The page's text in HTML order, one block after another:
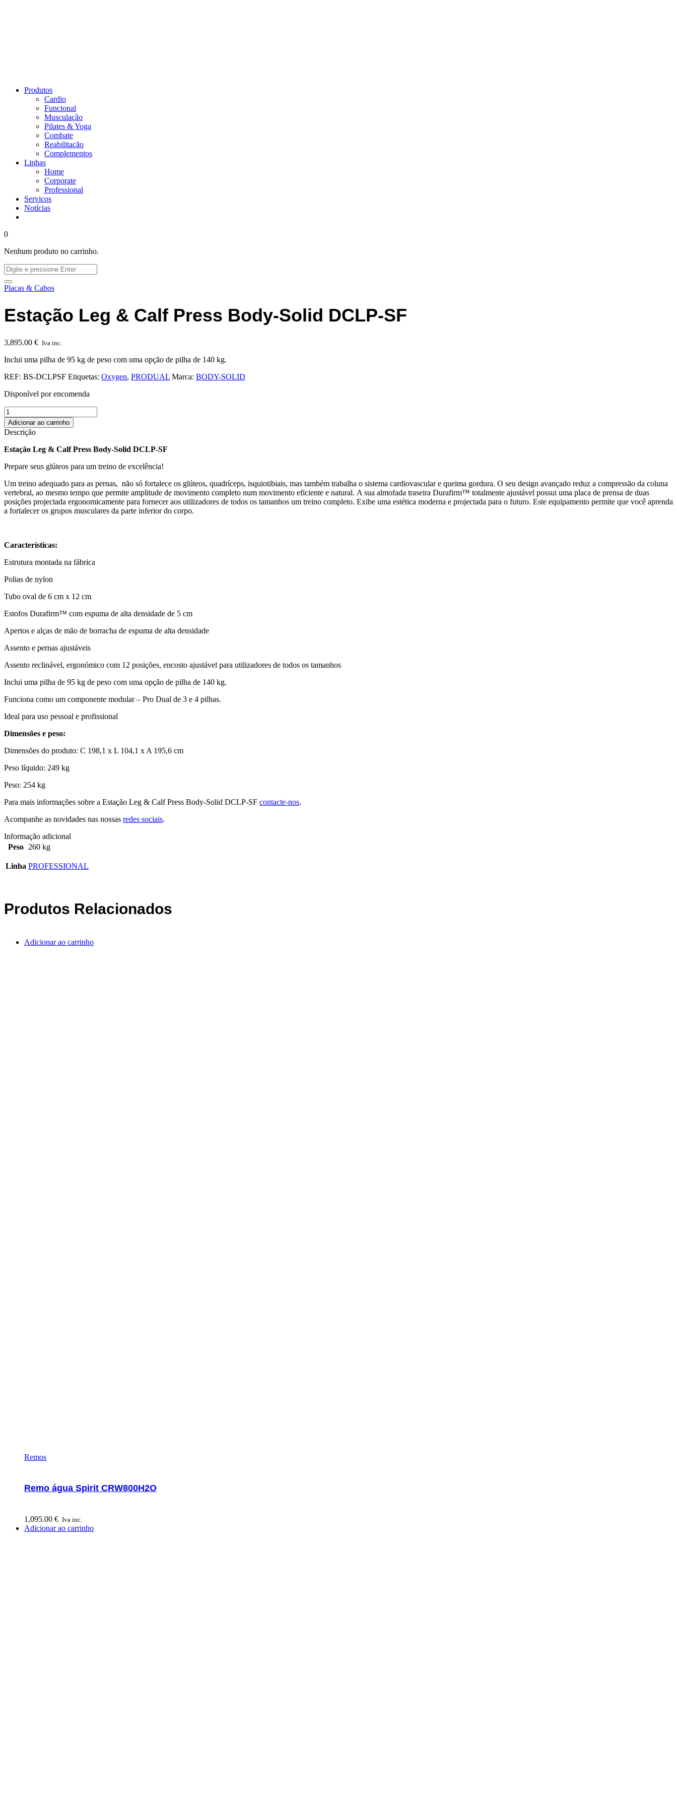
Produtos
Cardio
Funcional
Musculação
Pilates & Yoga
Combate
Reabilitação
Complementos
Linhas
Home
Corporate
Professional
Serviços
Notícias
0
Nenhum produto no carrinho.
Placas & Cabos
Estação Leg & Calf Press Body-Solid DCLP-SF
3,895.00 € Iva inc.
Inclui uma pilha de 95 kg de peso com uma opção de pilha de 140 kg.
REF: BS-DCLPSF Etiquetas: Oxygen, PRODUAL Marca: BODY-SOLID
Disponível por encomenda
Adicionar ao carrinho
Descrição
Estação Leg & Calf Press Body-Solid DCLP-SF
Prepare seus glúteos para um treino de excelência!
Um treino adequado para as pernas, não só fortalece os glúteos, quadríceps, isquiotibiais, mas também trabalha o sistema cardiovascular e queima gordura. O seu design avançado reduz a compressão da coluna
vertebral, ao mesmo tempo que permite amplitude de movimento completo num movimento eficiente e natural. A sua almofada traseira Durafirm™ totalmente ajustável possui uma placa de prensa de duas
posições projectada ergonomicamente para fornecer aos utilizadores de todos os tamanhos um treino completo. Exibe uma estética moderna e projectada para o futuro. Este equipamento permite que você aprenda
a fortalecer os grupos musculares da parte inferior do corpo.
Características:
Estrutura montada na fábrica
Polias de nylon
Tubo oval de 6 cm x 12 cm
Estofos Durafirm™ com espuma de alta densidade de 5 cm
Apertos e alças de mão de borracha de espuma de alta densidade
Assento e pernas ajustáveis
Assento reclinável, ergonómico com 12 posições, encosto ajustável para utilizadores de todos os tamanhos
Inclui uma pilha de 95 kg de peso com uma opção de pilha de 140 kg.
Funciona como um componente modular – Pro Dual de 3 e 4 pilhas.
Ideal para uso pessoal e profissional
Dimensões e peso:
Dimensões do produto: C 198,1 x L 104,1 x A 195,6 cm
Peso líquido: 249 kg
Peso: 254 kg
Para mais informações sobre a Estação Leg & Calf Press Body-Solid DCLP-SF contacte-nos.
Acompanhe as novidades nas nossas redes sociais.
Informação adicional
Peso 260 kg
Linha PROFESSIONAL
Produtos Relacionados
Adicionar ao carrinho
Remos
Remo água Spirit CRW800H2O
1,095.00 € Iva inc.
Adicionar ao carrinho